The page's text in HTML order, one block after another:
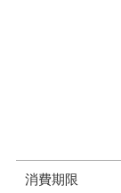
消費期限